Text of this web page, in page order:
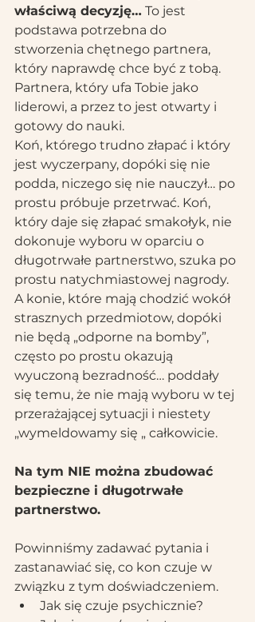
właściwą decyzję… To jest
podstawa potrzebna do
stworzenia chętnego partnera,
który naprawdę chce być z tobą.
Partnera, który ufa Tobie jako
liderowi, a przez to jest otwarty i
gotowy do nauki.
Koń, którego trudno złapać i który
jest wyczerpany, dopóki się nie
podda, niczego się nie nauczył… po
prostu próbuje przetrwać. Koń,
który daje się złapać smakołyk, nie
dokonuje wyboru w oparciu o
długotrwałe partnerstwo, szuka po
prostu natychmiastowej nagrody.
A konie, które mają chodzić wokół
strasznych przedmiotow, dopóki
nie będą „odporne na bomby”,
często po prostu okazują
wyuczoną bezradność… poddały
się temu, że nie mają wyboru w tej
przerażającej sytuacji i niestety
„wymeldowamy się „ całkowicie.
Na tym NIE można zbudować
bezpieczne i długotrwałe
partnerstwo.
Powinniśmy zadawać pytania i
zastanawiać się, co kon czuje w
związku z tym doświadczeniem.
Jak się czuje psychicznie?